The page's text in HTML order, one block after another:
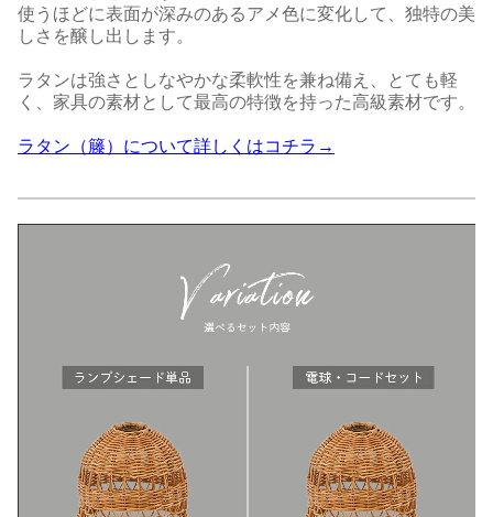
使うほどに表面が深みのあるアメ色に変化して、独特の美
しさを醸し出します。
ラタンは強さとしなやかな柔軟性を兼ね備え、とても軽
く、家具の素材として最高の特徴を持った高級素材です。
ラタン（籐）について詳しくはコチラ→